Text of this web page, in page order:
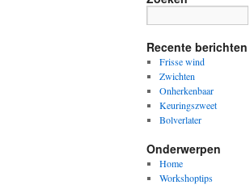
Recente berichten
Frisse wind
Zwichten
Onherkenbaar
Keuringszweet
Bolverlater
Onderwerpen
Home
Workshoptips